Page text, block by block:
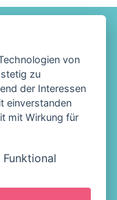
von
zu
der Interessen
einverstanden
mit Wirkung für
Funktional